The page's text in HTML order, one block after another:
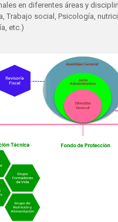
en diferentes áreas y
Trabajo social, Psicología,
etc.)